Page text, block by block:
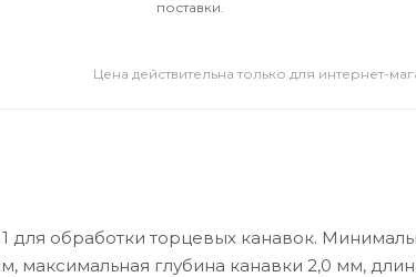
поставки.
Цена действительна только для интернет-
для обработки торцевых канавок.
максимальная глубина канавки 2,0 мм,